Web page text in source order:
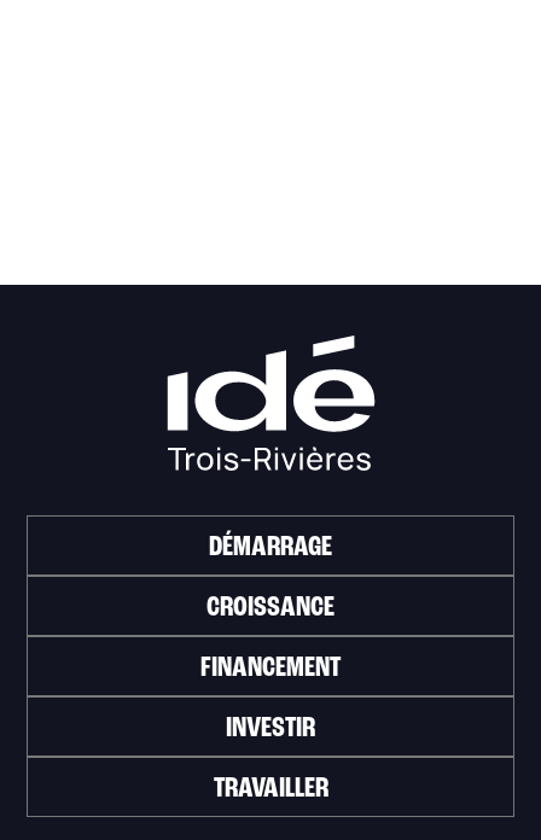
DÉMARRAGE
CROISSANCE
FINANCEMENT
INVESTIR
TRAVAILLER